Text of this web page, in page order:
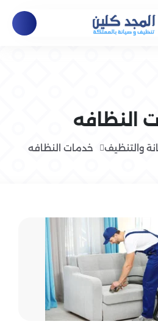
النظافه
والتنظيف خدمات النظافه